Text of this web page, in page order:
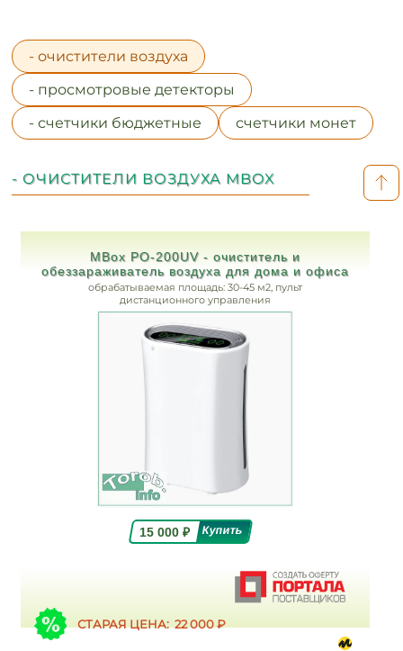
- очистители воздуха
- просмотровые детекторы
- счетчики бюджетные
счетчики монет
- ОЧИСТИТЕЛИ ВОЗДУХА MBOX
MBox PO-200UV - очиститель и
обеззараживатель воздуха для дома и офиса
обрабатываемая площадь: 30-45 м2, пульт
дистанционного управления
15 000₽
СТАРАЯ ЦЕНА: 22 000 ₽